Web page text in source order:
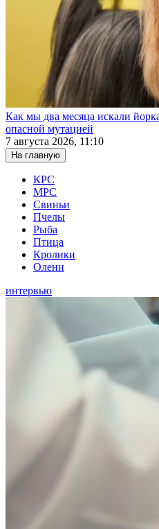
Как мы два месяца искали
опасной мутацией
7 августа 2026, 11:10
На главную
КРС
МРС
Свиньи
Пчелы
Рыба
Птица
Кролики
Олени
интервью